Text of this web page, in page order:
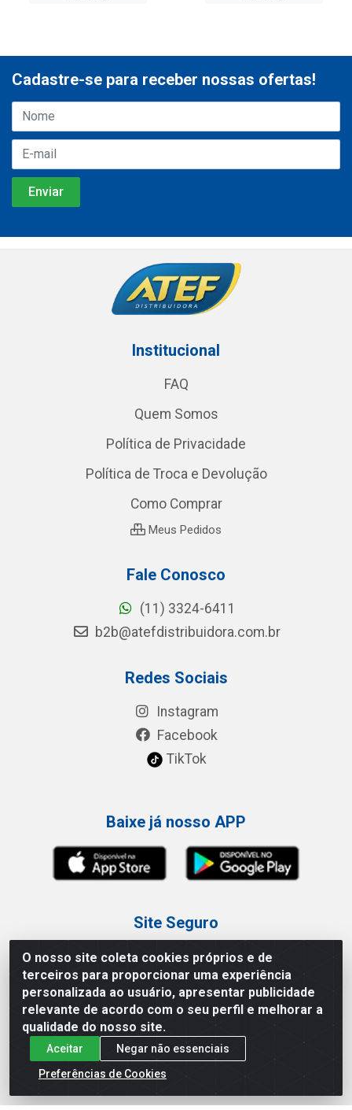
O nosso site coleta cookies próprios e de
terceiros para proporcionar uma experiência
personalizada ao usuário, apresentar publicidade
relevante de acordo com o seu perfil e melhorar a
qualidade do nosso site.
Aceitar
Negar não essenciais
Preferências de Cookies
Cadastre-se para receber nossas ofertas!
Institucional
FAQ
Quem Somos
Política de Privacidade
Política de Troca e Devolução
Como Comprar
Meus Pedidos
Fale Conosco
(11) 3324-6411
b2b@atefdistribuidora.com.br
Redes Sociais
Instagram
Facebook
TikTok
Baixe já nosso APP
Site Seguro
Loja / Showroom
Tel.: (11) 3227-0546
Av Vautier, 587/597 - Pari - São Paulo/SP